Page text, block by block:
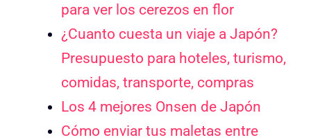
para ver los cerezos en flor
¿Cuanto cuesta un viaje a Japón?
Presupuesto para hoteles, turismo,
comidas, transporte, compras
Los 4 mejores Onsen de Japón
Cómo enviar tus maletas entre